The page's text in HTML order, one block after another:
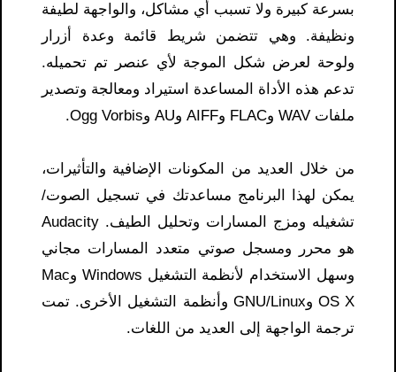
بسرعة كبيرة ولا تسبب أي مشاكل، والواجهة لطيفة
ونظيفة. وهي تتضمن شريط قائمة وعدة أزرار
ولوحة لعرض شكل الموجة لأي عنصر تم تحميله.
تدعم هذه الأداة المساعدة استيراد ومعالجة وتصدير
ملفات WAV وFLAC وAIFF وAU وOgg Vorbis.
من خلال العديد من المكونات الإضافية والتأثيرات،
يمكن لهذا البرنامج مساعدتك في تسجيل الصوت/
تشغيله ومزج المسارات وتحليل الطيف. Audacity
هو محرر ومسجل صوتي متعدد المسارات مجاني
وسهل الاستخدام لأنظمة التشغيل Windows وMac
OS X وGNU/Linux وأنظمة التشغيل الأخرى. تمت
ترجمة الواجهة إلى العديد من اللغات.